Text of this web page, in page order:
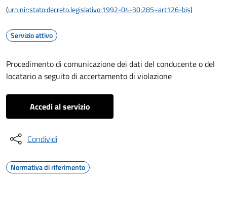
(urn:nir:stato:decreto.legislativo:1992-04-30;285~art126-bis)
Servizio attivo
Procedimento di comunicazione dei dati del conducente o del
locatario a seguito di accertamento di violazione
Accedi al servizio
Condividi
Normativa di riferimento